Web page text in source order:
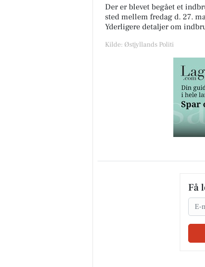
Der er blevet begået et
sted mellem fredag d. 27.
Yderligere detaljer om
Kilde: Østjyllands Politi
Få
Email